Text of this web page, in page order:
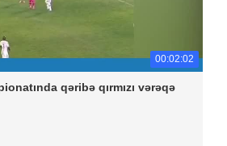
00:02:02
qəribə qırmızı vərəqə